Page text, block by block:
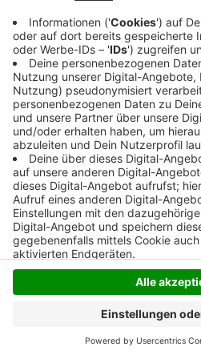
Anzeige
Anzeige
Anzeige
Anzeige